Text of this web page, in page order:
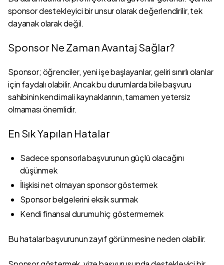
sponsor destekleyici bir unsur olarak değerlendirilir, tek
dayanak olarak değil.
Sponsor Ne Zaman Avantaj Sağlar?
Sponsor; öğrenciler, yeni işe başlayanlar, geliri sınırlı olanlar
için faydalı olabilir. Ancak bu durumlarda bile başvuru
sahibinin kendi mali kaynaklarının, tamamen yetersiz
olmaması önemlidir.
En Sık Yapılan Hatalar
Sadece sponsorla başvurunun güçlü olacağını
düşünmek
İlişkisi net olmayan sponsor göstermek
Sponsor belgelerini eksik sunmak
Kendi finansal durumu hiç göstermemek
Bu hatalar başvurunun zayıf görünmesine neden olabilir.